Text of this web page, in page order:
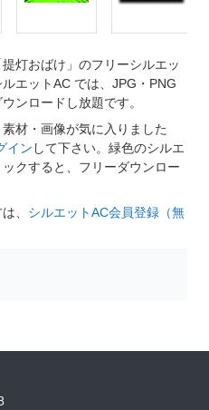
灯おばけ」のフリーシルエッ
エットAC では、JPG・PNG
ンロードし放題です。
材・画像が気に入りました
イン して下さい。緑色のシルエ
クすると、フリーダウンロー
、 シルエットAC会員登録（無